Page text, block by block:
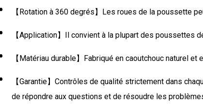
【Rotation à 360 degrés】Les roues de la poussette
【Application】Il convient à la plupart des poussettes
【Matériau durable】Fabriqué en caoutchouc naturel
【Garantie】Contrôles de qualité strictement dans
de répondre aux questions et de résoudre les